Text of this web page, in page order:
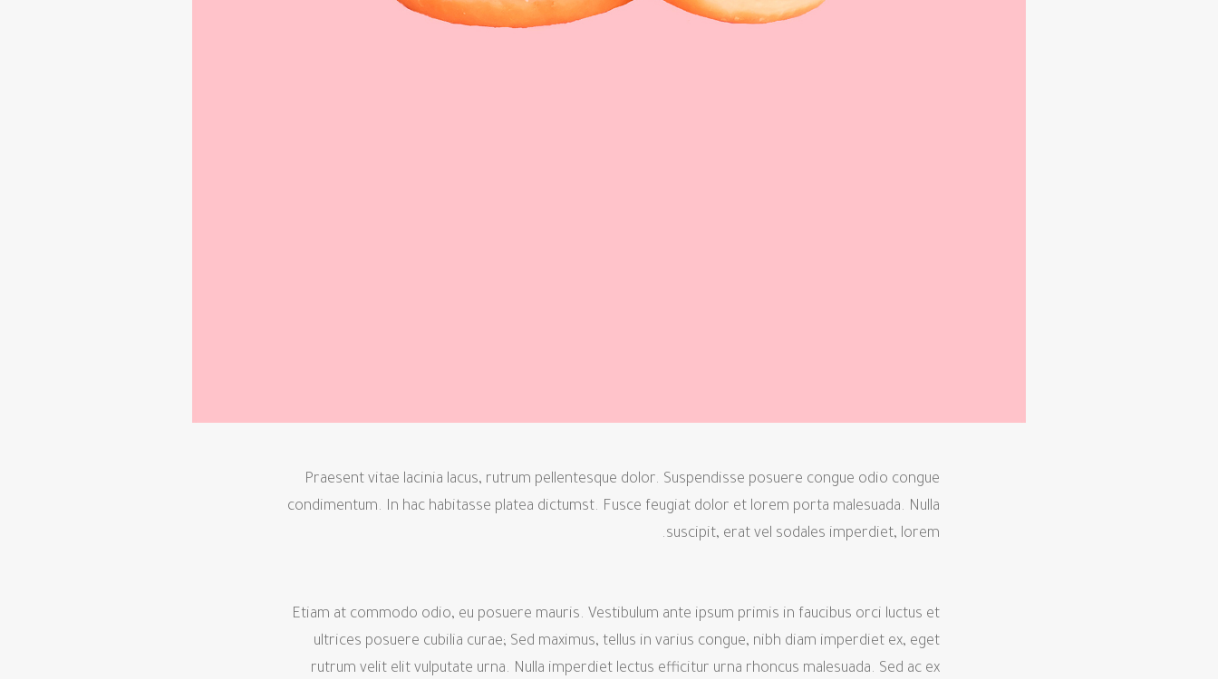
Praesent vitae lacinia lacus, rutrum pellentesque dolor. Suspendisse posuere congue odio congue
condimentum. In hac habitasse platea dictumst. Fusce feugiat dolor et lorem porta malesuada. Nulla
suscipit, erat vel sodales imperdiet, lorem.
Etiam at commodo odio, eu posuere mauris. Vestibulum ante ipsum primis in faucibus orci luctus et
ultrices posuere cubilia curae; Sed maximus, tellus in varius congue, nibh diam imperdiet ex, eget
rutrum velit elit vulputate urna. Nulla imperdiet lectus efficitur urna rhoncus malesuada. Sed ac ex